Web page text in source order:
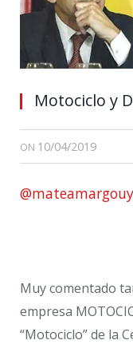
Motociclo y
ON 10/04/2019
@mateamargouy
Muy comentado
empresa
“Motociclo” de la